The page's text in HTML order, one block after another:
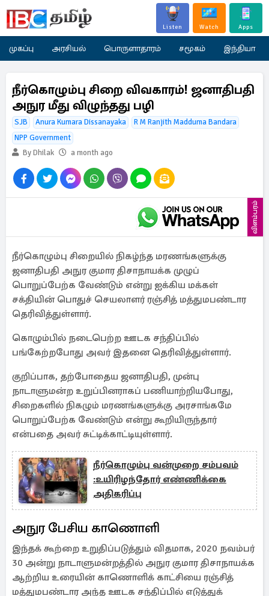
Listen Watch Apps
முகப்பு அரசியல் பொருளாதாரம் சமூகம் இந்தியா
நீர்கொழும்பு சிறை விவகாரம்! ஜனாதிபதி
அநுர மீது விழுந்தது பழி
SJB Anura Kumara Dissanayaka
R M Ranjith Madduma Bandara
NPP Government
By Dhilak
a month ago
விளம்பரம்
நீர்கொழும்பு சிறையில் நிகழ்ந்த மரணங்களுக்கு
ஜனாதிபதி அநுர குமார திசாநாயக்க முழுப்
பொறுப்பேற்க வேண்டும் என்று ஐக்கிய மக்கள்
சக்தியின் பொதுச் செயலாளர் ரஞ்சித் மத்துமபண்டார
தெரிவித்துள்ளார்.
கொழும்பில் நடைபெற்ற ஊடக சந்திப்பில்
பங்கேற்றபோது அவர் இதனை தெரிவித்துள்ளார்.
குறிப்பாக, தற்போதைய ஜனாதிபதி, முன்பு
நாடாளுமன்ற உறுப்பினராகப் பணியாற்றியபோது, ​​
சிறைகளில் நிகழும் மரணங்களுக்கு அரசாங்கமே
பொறுப்பேற்க வேண்டும் என்று கூறியிருந்தார்
என்பதை அவர் சுட்டிக்காட்டியுள்ளார்.
நீர்கொழும்பு வன்முறை சம்பவம்
:உயிரிழந்தோர் எண்ணிக்கை
அதிகரிப்பு
அநுர பேசிய காணொளி
இந்தக் கூற்றை உறுதிப்படுத்தும் விதமாக, 2020 நவம்பர்
30 அன்று நாடாளுமன்றத்தில் அநுர குமார திசாநாயக்க
ஆற்றிய உரையின் காணொளிக் காட்சியை ரஞ்சித்
மத்துமபண்டார அந்த ஊடக சந்திப்பில் எடுத்துக்